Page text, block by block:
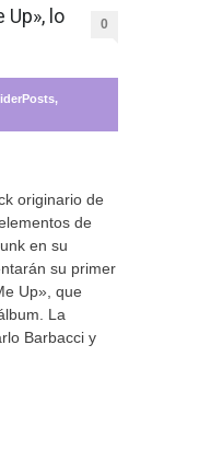
Up», lo
0
,
originario de
de
en su
su primer
Up», que
La
Barbacci y